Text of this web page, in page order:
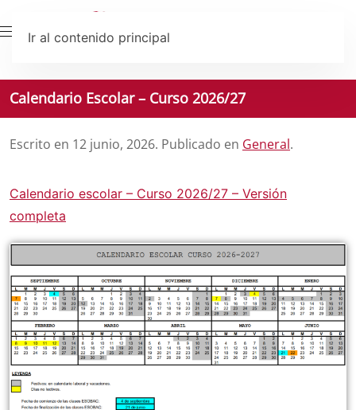
Ir al contenido principal
Calendario Escolar – Curso 2026/27
Escrito en 12 junio, 2026. Publicado en General.
Calendario escolar – Curso 2026/27 – Versión
completa